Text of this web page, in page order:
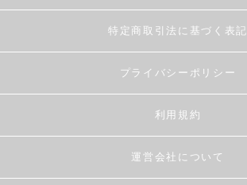
特定商取引法に基づく表記
プライバシーポリシー
利用規約
運営会社について